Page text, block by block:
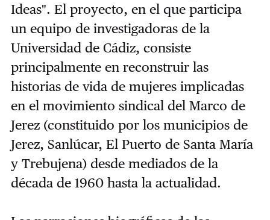
Ideas". El proyecto, en el que participa
un equipo de investigadoras de la
Universidad de Cádiz, consiste
principalmente en reconstruir las
historias de vida de mujeres implicadas
en el movimiento sindical del Marco de
Jerez (constituido por los municipios de
Jerez, Sanlúcar, El Puerto de Santa María
y Trebujena) desde mediados de la
década de 1960 hasta la actualidad.